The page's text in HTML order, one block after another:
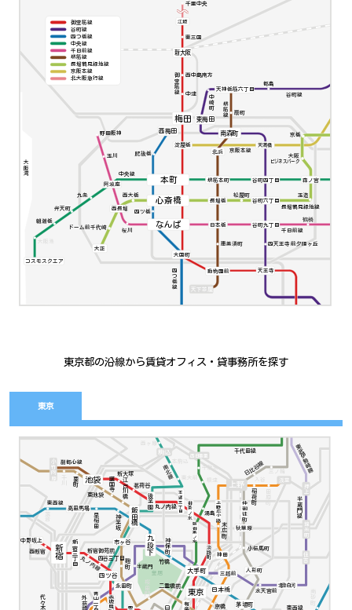
大阪湾
千里中央
京阪本線
長堀鶴見緑地線
京橋
ビジネスパーク
大阪
玉造
松屋町
西大橋
ドーム前千代崎
堺筋線
恵美須町
扇町
千日前線
鶴橋
桜川
玉川
野田阪神
中央線
九条
弁天町
朝潮橋
四つ橋線
四ツ橋
肥後橋
谷町線
四天王寺前夕陽ヶ丘
中崎町
都島
御堂筋線 中津
西中島南方
東三国
天下茶屋
天王寺
動物園前
大国町
大正
コスモスクエア
日本橋
なんば
長堀橋
心斎橋
西長堀
森ノ宮
谷町九丁目
谷町六丁目
谷町四丁目
堺筋本町
本町
阿波座
天満橋
北浜
淀屋橋
南森町
西梅田
東梅田
梅田
天神橋筋六丁目
江坂
新大阪
北大阪急行線
京阪本線
長堀鶴見緑地線
堺筋線
千日前線
中央線
四つ橋線
谷町線
御堂筋線
東京都の沿線から賃貸オフィス・貸事務所を探す
東京
副都心線 東武伊勢崎線
半蔵門線
千代田線
東西線
東西線
日比谷線
南北線
丸ノ内線
丸ノ内線
水天宮前
半蔵門
千駄木
湯島
二重橋前
竹橋
神楽坂
早稲田
小伝馬町
稲荷町 田原町
末広町
京橋
外苑前
東大前
新大塚
茗荷谷
四谷三丁目
新宿御苑前
西新宿
桜田門
麹町
江戸川橋
護国寺
東池袋
要町
茅場町
日本橋
東京
赤坂見附
青山一丁目
中野坂上
新宿 新宿三丁目
四ツ谷
永田町
市ヶ谷
飯田橋
九段下 神保町
大手町
淡路町 神田
三越前 人形町
清澄白河
住吉
錦糸町
押上
秋葉原
仲御徒町
上野
上野広小路
西日暮里
新御茶ノ水
御茶ノ水
本郷三丁目
駒込
後楽園
高田馬場
池袋
小竹向原